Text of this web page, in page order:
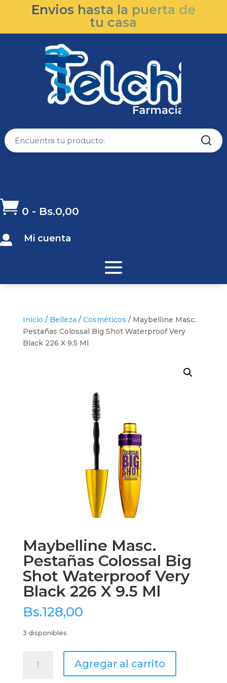
Envios hasta la puerta de
tu casa
 0 - Bs.0,00
 Mi cuenta
Inicio / Belleza / Cosméticos / Maybelline Masc.
Pestañas Colossal Big Shot Waterproof Very
Black 226 X 9.5 Ml
Maybelline Masc.
Pestañas Colossal Big
Shot Waterproof Very
Black 226 X 9.5 Ml
Bs.128,00
3 disponibles
Masc.
Agregar al carrito